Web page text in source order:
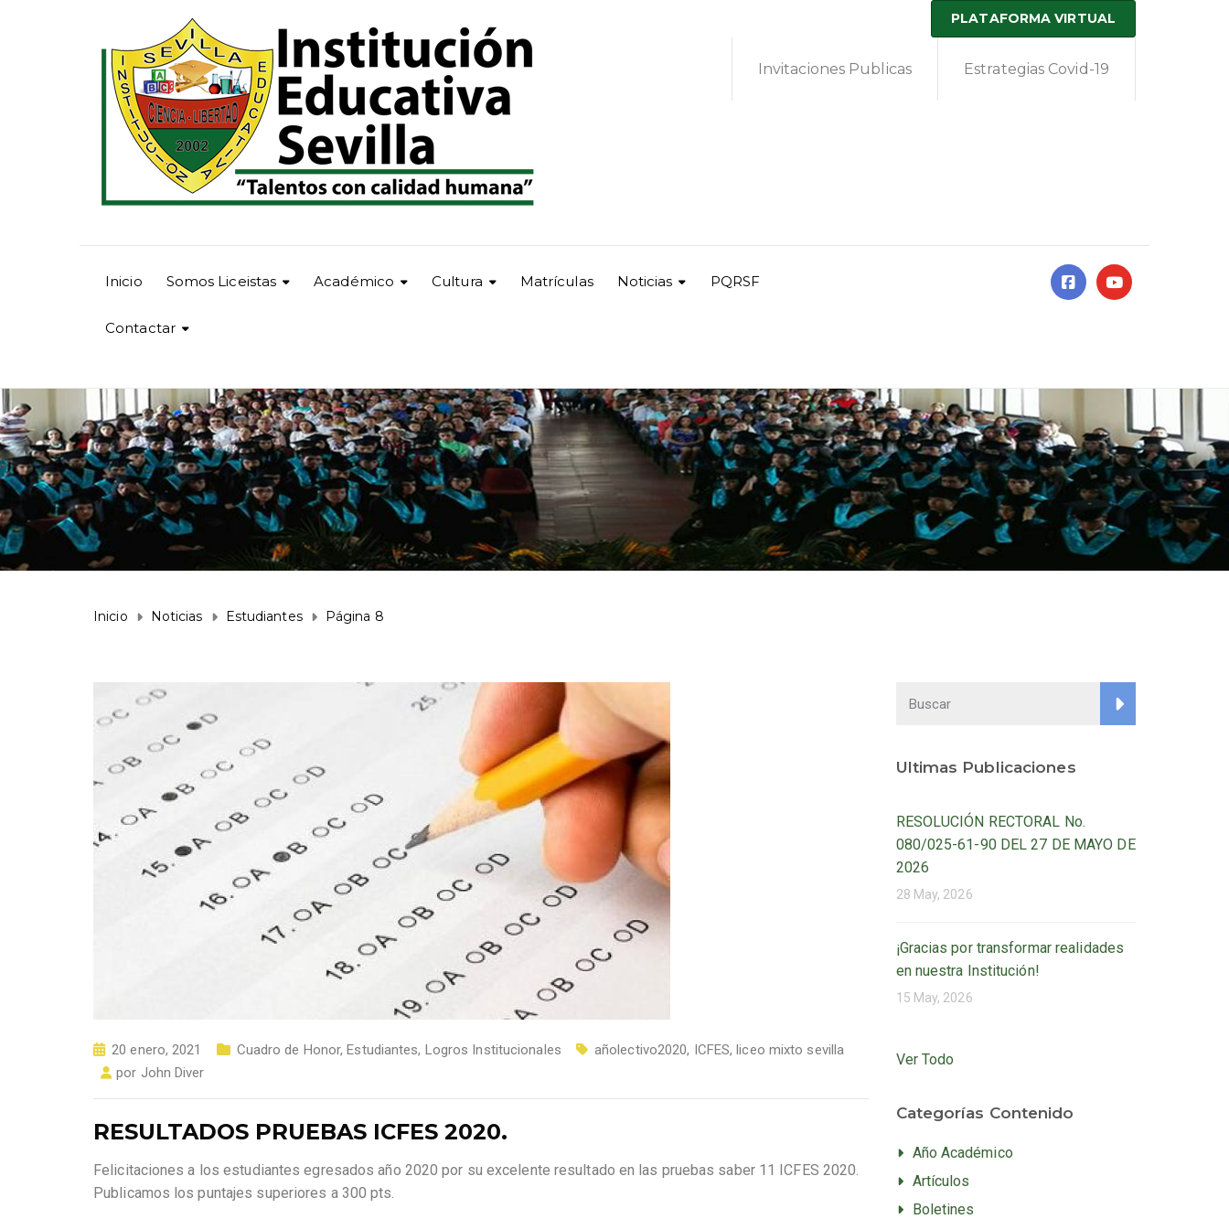
PLATAFORMA VIRTUAL
Invitaciones Publicas Estrategias Covid-19
Inicio Somos Liceistas Académico Cultura Matrículas Noticias PQRSF
Contactar
Inicio Noticias Estudiantes Página 8
20 enero, 2021 Cuadro de Honor,Estudiantes, Logros Institucionales añolectivo2020, ICFES,liceo mixto sevilla
por John Diver
RESULTADOS PRUEBAS ICFES 2020.
Felicitaciones a los estudiantes egresados año 2020 por su excelente resultado en las pruebas saber 11 ICFES 2020.
Publicamos los puntajes superiores a 300 pts.
Ultimas Publicaciones
RESOLUCIÓN RECTORAL No.
080/025-61-90 DEL 27 DE MAYO DE
2026
28 May, 2026
¡Gracias por transformar realidades
en nuestra Institución!
15 May, 2026
Ver Todo
Categorías Contenido
Año Académico
Artículos
Boletines